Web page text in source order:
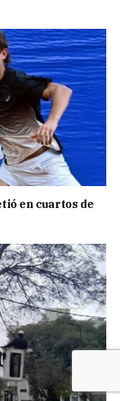
en cuartos de